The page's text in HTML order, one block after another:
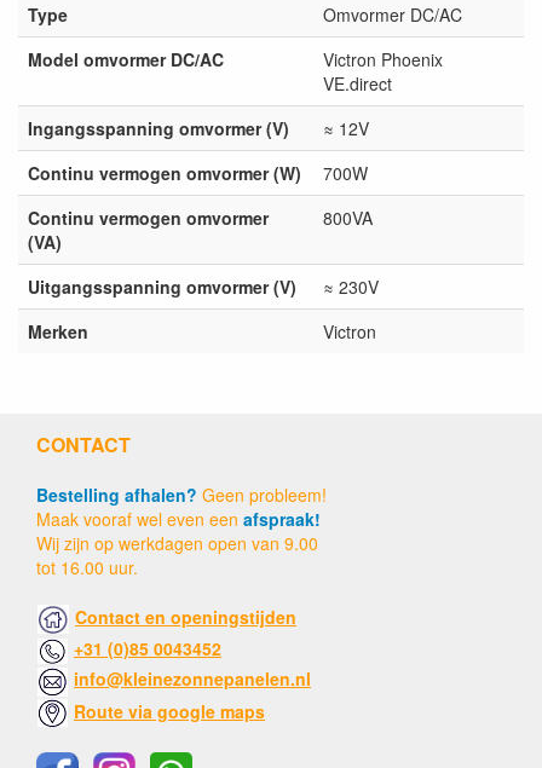
Type
Omvormer DC/AC
Model omvormer DC/AC
Victron Phoenix
VE.direct
Ingangsspanning omvormer (V)
≈ 12V
Continu vermogen omvormer (W)
700W
Continu vermogen omvormer
(VA)
800VA
Uitgangsspanning omvormer (V)
≈ 230V
Merken
Victron
CONTACT
Bestelling afhalen? Geen probleem!
Maak vooraf wel even een afspraak!
Wij zijn op werkdagen open van 9.00
tot 16.00 uur.
Contact en openingstijden
+31 (0)85 0043452
info@kleinezonnepanelen.nl
Route via google maps